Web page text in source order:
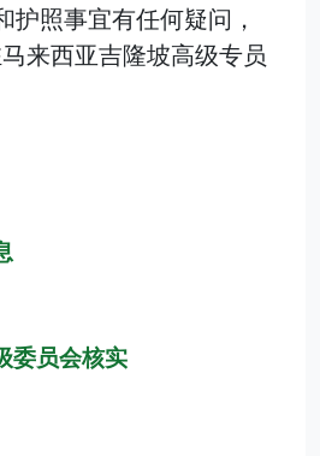
护照事宜有任何疑问，
来西亚吉隆坡高级专员
委员会核实